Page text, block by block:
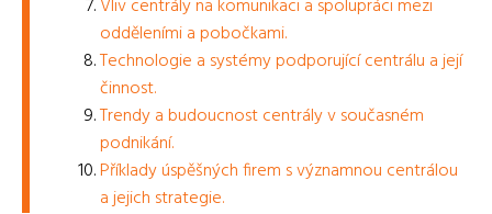
Vliv centrály na komunikaci a spolupráci mezi
odděleními a pobočkami.
Technologie a systémy podporující centrálu a její
činnost.
Trendy a budoucnost centrály v současném
podnikání.
Příklady úspěšných firem s významnou centrálou
a jejich strategie.